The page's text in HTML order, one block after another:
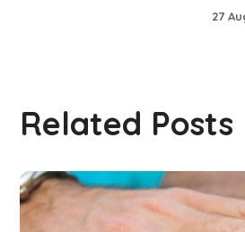
27
Related Posts